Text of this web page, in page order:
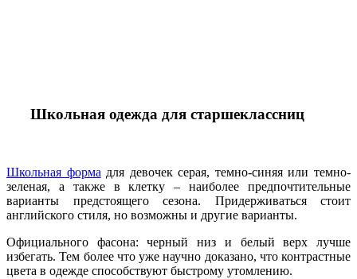
Школьная одежда для старшеклассниц
Школьная форма для девочек серая, темно-синяя или темно-
зеленая, а также в клетку – наиболее предпочтительные
варианты предстоящего сезона. Придерживаться стоит
английского стиля, но возможны и другие варианты.
Официального фасона: черный низ и белый верх лучше
избегать. Тем более что уже научно доказано, что контрастные
цвета в одежде способствуют быстрому утомлению.